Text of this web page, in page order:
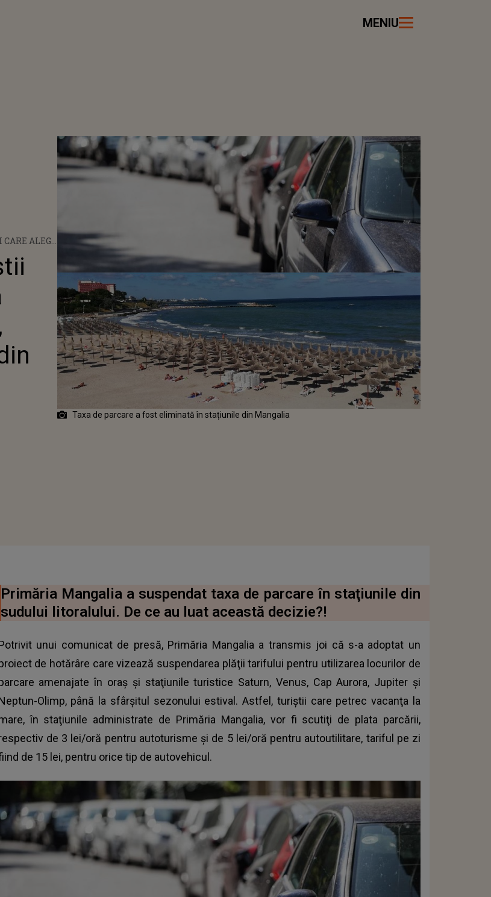
MENIU
ALEG
Taxa de parcare a fost eliminată în stațiunile din Mangalia
ARTICOLUL
Primăria Mangalia a suspendat taxa de parcare în staţiunile din
sudului litoralului. De ce au luat această decizie?!
unui comunicat de presă, Primăria Mangalia a transmis joi că s-a adoptat un
de hotărâre care vizează suspendarea plăţii tarifului pentru utilizarea locurilor de
amenajate în oraş şi staţiunile turistice Saturn, Venus, Cap Aurora, Jupiter şi
Olimp, până la sfârşitul sezonului estival. Astfel, turiştii care petrec vacanţa la
în staţiunile administrate de Primăria Mangalia, vor fi scutiţi de plata parcării,
de 3 lei/oră pentru autoturisme şi de 5 lei/oră pentru autoutilitare, tariful pe zi
de 15 lei, pentru orice tip de autovehicul.